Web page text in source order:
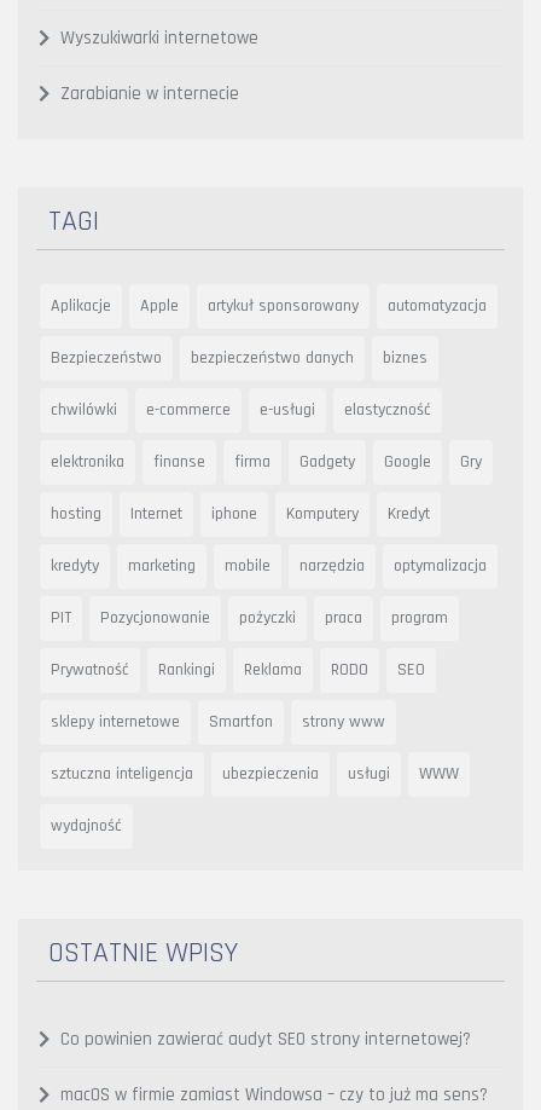
Wyszukiwarki internetowe
Zarabianie w internecie
TAGI
Aplikacje Apple artykuł sponsorowany automatyzacja
Bezpieczeństwo bezpieczeństwo danych biznes
chwilówki e-commerce e-usługi elastyczność
elektronika finanse firma Gadgety Google Gry
hosting Internet iphone Komputery Kredyt
kredyty marketing mobile narzędzia optymalizacja
PIT Pozycjonowanie pożyczki praca program
Prywatność Rankingi Reklama RODO SEO
sklepy internetowe Smartfon strony www
sztuczna inteligencja ubezpieczenia usługi WWW
wydajność
OSTATNIE WPISY
Co powinien zawierać audyt SEO strony internetowej?
macOS w firmie zamiast Windowsa – czy to już ma sens?